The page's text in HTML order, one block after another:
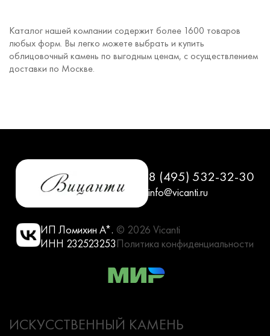
Каталог нашей компании содержит более 1600 товаров
любых форм. Вы легко можете выбрать и купить
облицовочный камень по выгодным ценам, с осуществлением
доставки по Москве.
8 (495) 532-32-30
info@vicanti.ru
ИП Ломихин А*.
ИНН 232523253
© 2026 Vicanti
Политика конфиденциальности
ИСКУССТВЕННЫЙ КАМЕНЬ